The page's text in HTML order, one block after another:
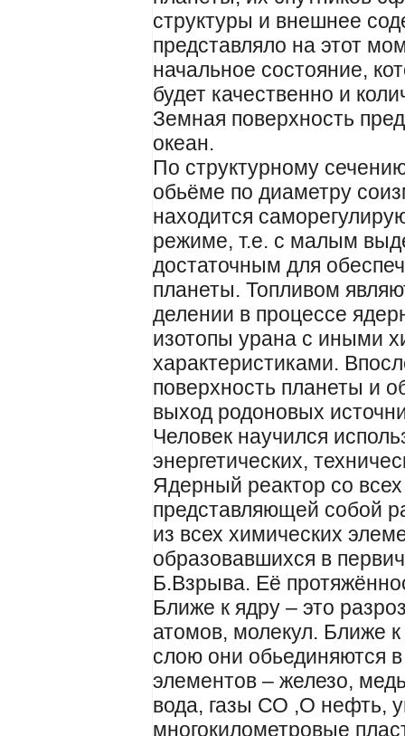
структуры и внешнее
представляло на этот
начальное состояние,
будет качественно и
Земная поверхность
океан.
По структурному
обьёме по диаметру
находится
режиме, т.е. с малым
достаточным для
планеты. Топливом
делении в процессе
изотопы урана с иными
характеристиками.
поверхность планеты и
выход родоновых
Человек научился
энергетических,
Ядерный реактор со
представляющей собой
из всех химических
образовавшихся в
Б.Взрыва. Её
Ближе к ядру – это
атомов, молекул. Ближе
слою они обьединяются
элементов – железо,
вода, газы СО ,О нефть,
многокилометровые